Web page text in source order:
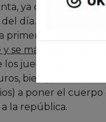
ya condenada en
día. Todo es una
primera audiencia
y se mantuvo fuera
los jueces, que
bien podrían
a poner el cuerpo
la república.